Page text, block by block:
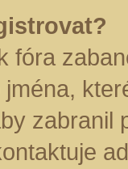
fóra
zabranil